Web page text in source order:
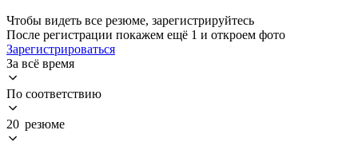
Чтобы видеть все резюме, зарегистрируйтесь
После регистрации покажем ещё 1 и откроем фото
Зарегистрироваться
За всё время
По соответствию
20 резюме